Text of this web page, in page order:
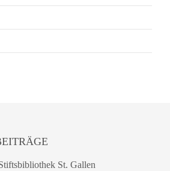
St. Gallen